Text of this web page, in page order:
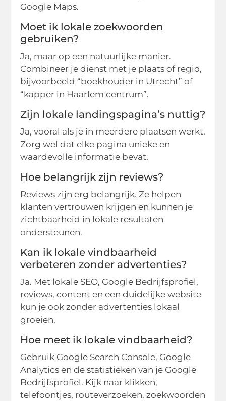
Google Maps.
Moet ik lokale zoekwoorden
gebruiken?
Ja, maar op een natuurlijke manier.
Combineer je dienst met je plaats of regio,
bijvoorbeeld “boekhouder in Utrecht” of
“kapper in Haarlem centrum”.
Zijn lokale landingspagina’s nuttig?
Ja, vooral als je in meerdere plaatsen werkt.
Zorg wel dat elke pagina unieke en
waardevolle informatie bevat.
Hoe belangrijk zijn reviews?
Reviews zijn erg belangrijk. Ze helpen
klanten vertrouwen krijgen en kunnen je
zichtbaarheid in lokale resultaten
ondersteunen.
Kan ik lokale vindbaarheid
verbeteren zonder advertenties?
Ja. Met lokale SEO, Google Bedrijfsprofiel,
reviews, content en een duidelijke website
kun je ook zonder advertenties lokaal
groeien.
Hoe meet ik lokale vindbaarheid?
Gebruik Google Search Console, Google
Analytics en de statistieken van je Google
Bedrijfsprofiel. Kijk naar klikken,
telefoontjes, routeverzoeken, zoekwoorden